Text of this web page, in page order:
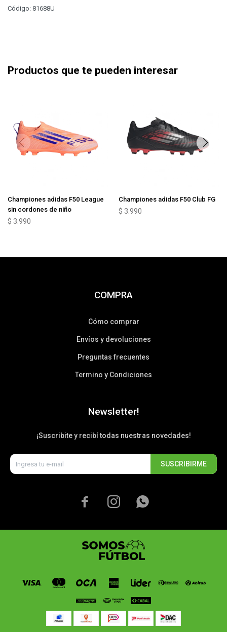
Código: 81688U
Productos que te pueden interesar
Championes adidas F50 League
sin cordones de niño
$ 3.990
Championes adidas F50 Club FG
$ 3.990
COMPRA
Cómo comprar
Envíos y devoluciones
Preguntas frecuentes
Termino y Condiciones
Newsletter!
¡Suscribite y recibí todas nuestras novedades!
SUSCRIBIRME
  